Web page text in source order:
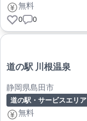
無料
0 0
道の駅 川根温泉
静岡県島田市
道の駅・サービスエリア
無料